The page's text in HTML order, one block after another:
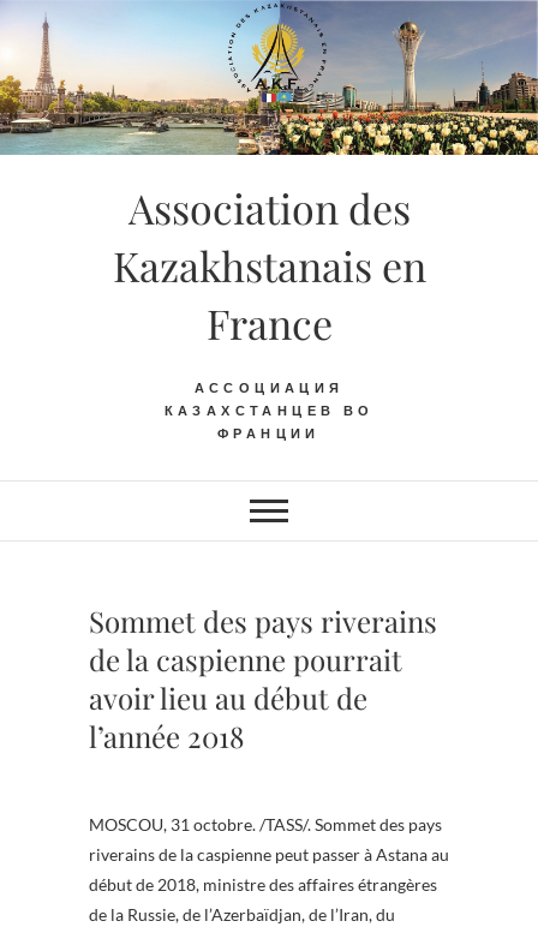
Skip
content
Association des
Kazakhstanais en
France
АССОЦИАЦИЯ
КАЗАХСТАНЦЕВ ВО
ФРАНЦИИ
Sommet des pays riverains
de la caspienne pourrait
avoir lieu au début de
l’année 2018
MOSCOU, 31 octobre. /TASS/. Sommet des pays
riverains de la caspienne peut passer à Astana au
début de 2018, ministre des affaires étrangères
de la Russie, de l’Azerbaïdjan, de l’Iran, du